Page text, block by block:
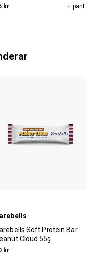
kr + pant
Soft Protein Bar
Cloud 55g
kr